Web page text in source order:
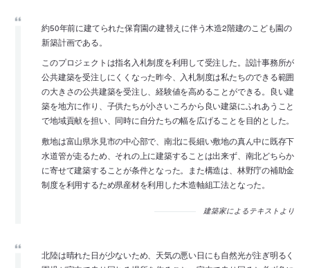
約50年前に建てられた保育園の建替えに伴う木造2階建のこども園の
新築計画である。
このプロジェクトは指名入札制度を利用して受注した。設計事務所が
公共建築を受注しにくくなった昨今、入札制度は私たちのできる範囲
の大きさの公共建築を受注し、経験値を高めることができる。良い建
築を地方に作り、子供たちが小さいころから良い建築にふれあうこと
で地域貢献を担い、同時に自分たちの幅を広げることを目的とした。
敷地は富山県氷見市の中心部で、南北に長細い敷地の真ん中に既存下
水道管が走るため、それの上に建築することは出来ず、南北どちらか
に寄せて建築することが条件となった。また構造は、林野庁の補助金
制度を利用するため県産材を利用した木造軸組工法となった。
建築家によるテキストより
北陸は晴れた日が少ないため、天気の悪い日にも自然光が注ぎ明るく